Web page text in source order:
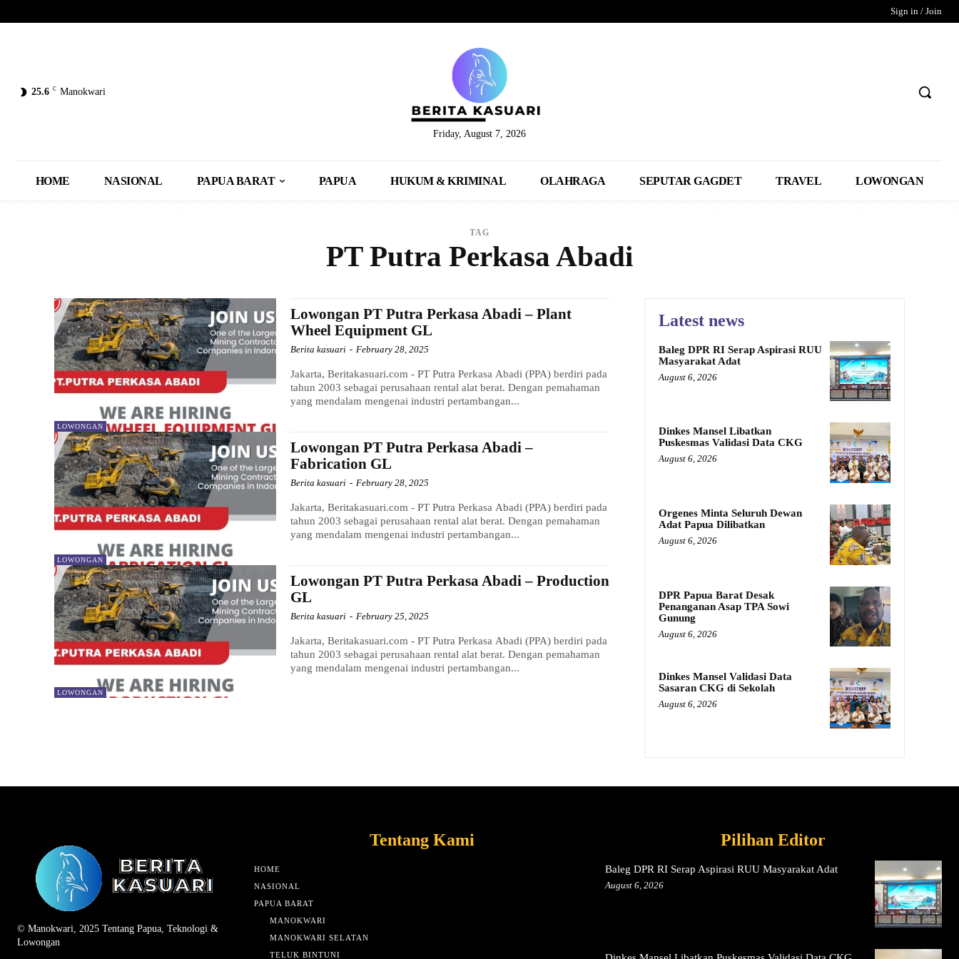
Sign in / Join
25.6 C Manokwari
Friday, August 7, 2026
HOME NASIONAL PAPUA BARAT PAPUA HUKUM & KRIMINAL OLAHRAGA SEPUTAR GAGDET TRAVEL LOWONGAN
TAG
PT Putra Perkasa Abadi
LOWONGAN
Lowongan PT Putra Perkasa Abadi – Plant
Wheel Equipment GL
Berita kasuari - February 28, 2025
Jakarta, Beritakasuari.com - PT Putra Perkasa Abadi (PPA) berdiri pada
tahun 2003 sebagai perusahaan rental alat berat. Dengan pemahaman
yang mendalam mengenai industri pertambangan...
LOWONGAN
Lowongan PT Putra Perkasa Abadi –
Fabrication GL
Berita kasuari - February 28, 2025
Jakarta, Beritakasuari.com - PT Putra Perkasa Abadi (PPA) berdiri pada
tahun 2003 sebagai perusahaan rental alat berat. Dengan pemahaman
yang mendalam mengenai industri pertambangan...
LOWONGAN
Lowongan PT Putra Perkasa Abadi – Production
GL
Berita kasuari - February 25, 2025
Jakarta, Beritakasuari.com - PT Putra Perkasa Abadi (PPA) berdiri pada
tahun 2003 sebagai perusahaan rental alat berat. Dengan pemahaman
yang mendalam mengenai industri pertambangan...
Latest news
Baleg DPR RI Serap Aspirasi RUU
Masyarakat Adat
August 6, 2026
Dinkes Mansel Libatkan
Puskesmas Validasi Data CKG
August 6, 2026
Orgenes Minta Seluruh Dewan
Adat Papua Dilibatkan
August 6, 2026
DPR Papua Barat Desak
Penanganan Asap TPA Sowi
Gunung
August 6, 2026
Dinkes Mansel Validasi Data
Sasaran CKG di Sekolah
August 6, 2026
© Manokwari, 2025 Tentang Papua, Teknologi &
Lowongan
Tentang Kami
HOME
NASIONAL
PAPUA BARAT
MANOKWARI
MANOKWARI SELATAN
TELUK BINTUNI
Pilihan Editor
Baleg DPR RI Serap Aspirasi RUU Masyarakat Adat
August 6, 2026